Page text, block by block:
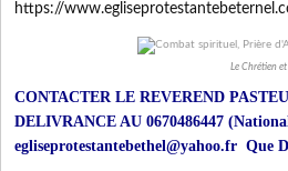
https://
Le Chrétien
CONTACTER LE REVEREND
DELIVRANCE AU 0670486447
egliseprotestantebethel@yahoo.fr Que